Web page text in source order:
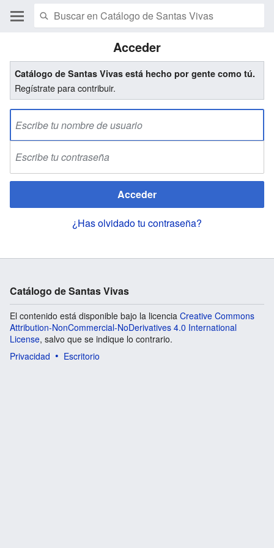
Acceder
Catálogo de Santas Vivas está hecho por gente como tú.
Regístrate para contribuir.
Acceder
¿Has olvidado tu contraseña?
Catálogo de Santas Vivas
El contenido está disponible bajo la licencia Creative Commons
Attribution-NonCommercial-NoDerivatives 4.0 International
License, salvo que se indique lo contrario.
Privacidad
Escritorio